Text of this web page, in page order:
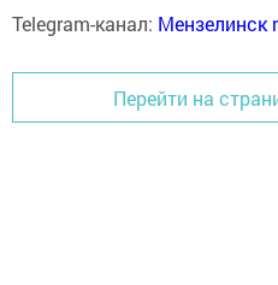
Telegram-канал: Мензелинск
Перейти на